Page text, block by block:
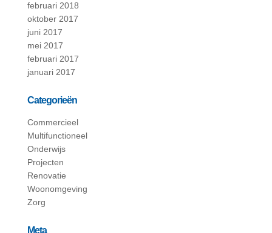
februari 2018
oktober 2017
juni 2017
mei 2017
februari 2017
januari 2017
Categorieën
Commercieel
Multifunctioneel
Onderwijs
Projecten
Renovatie
Woonomgeving
Zorg
Meta